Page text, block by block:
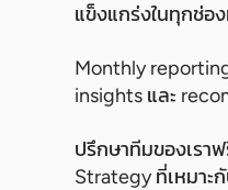
แข็งแกร่งในทุกช่อ
Monthly
insights และ
ปรึกษาทีมของเรา
Strategy ที่เหมาะ